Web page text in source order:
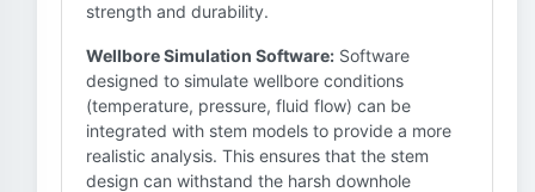
strength and durability.
Wellbore Simulation Software: Software
designed to simulate wellbore conditions
(temperature, pressure, fluid flow) can be
integrated with stem models to provide a more
realistic analysis. This ensures that the stem
design can withstand the harsh downhole